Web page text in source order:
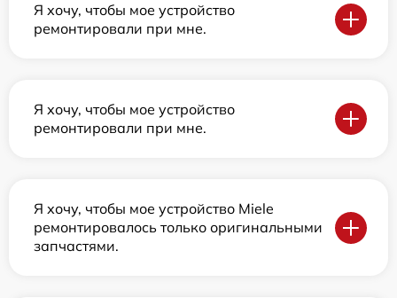
Я хочу, чтобы мое устройство
ремонтировали при мне.
Я хочу, чтобы мое устройство
ремонтировали при мне.
Я хочу, чтобы мое устройство Miele
ремонтировалось только оригинальными
запчастями.